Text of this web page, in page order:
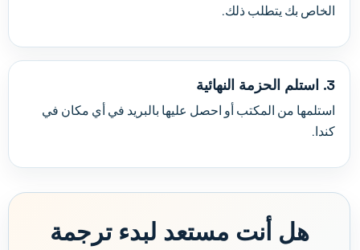
الخاص بك يتطلب ذلك.
3. استلم الحزمة النهائية
استلمها من المكتب أو احصل عليها بالبريد في أي مكان في
كندا.
هل أنت مستعد لبدء ترجمة